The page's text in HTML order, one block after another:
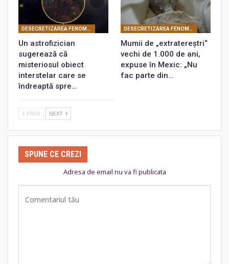
DESECRETIZAREA FENOMENULUI OZN LA SCARĂ MONDIALĂ
Un astrofizician
sugerează că
misteriosul obiect
interstelar care se
îndreaptă spre…
DESECRETIZAREA FENOMENULUI OZN LA SCARĂ MONDIALĂ
Mumii de „extratereștri“
vechi de 1.000 de ani,
expuse în Mexic: „Nu
fac parte din…
PREV NEXT
SPUNE CE CREZI
Adresa de email nu va fi publicata